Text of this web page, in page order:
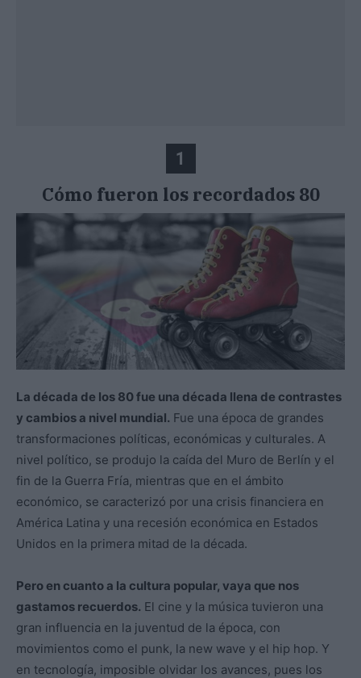
1
Cómo fueron los recordados 80
La década de los 80 fue una década llena de contrastes
y cambios a nivel mundial. Fue una época de grandes
transformaciones políticas, económicas y culturales. A
nivel político, se produjo la caída del Muro de Berlín y el
fin de la Guerra Fría, mientras que en el ámbito
económico, se caracterizó por una crisis financiera en
América Latina y una recesión económica en Estados
Unidos en la primera mitad de la década.
Pero en cuanto a la cultura popular, vaya que nos
gastamos recuerdos. El cine y la música tuvieron una
gran influencia en la juventud de la época, con
movimientos como el punk, la new wave y el hip hop. Y
en tecnología, imposible olvidar los avances, pues los